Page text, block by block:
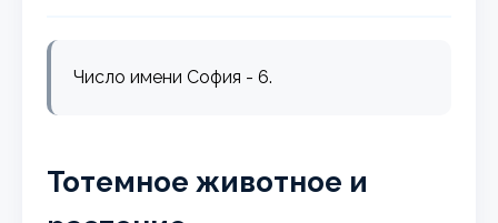
Число имени София - 6.
Тотемное животное и